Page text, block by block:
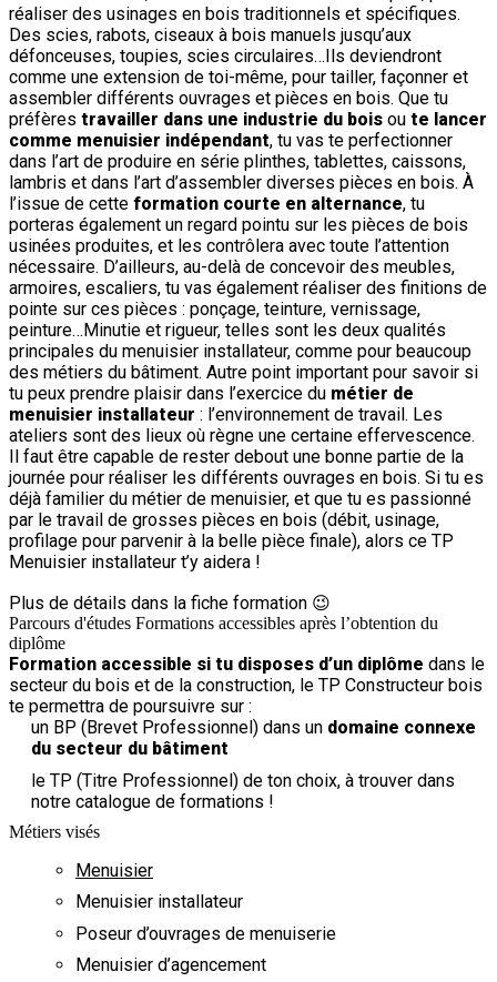
réaliser des usinages en bois traditionnels et spécifiques.
Des scies, rabots, ciseaux à bois manuels jusqu’aux
défonceuses, toupies, scies circulaires…Ils deviendront
comme une extension de toi-même, pour tailler, façonner et
assembler différents ouvrages et pièces en bois. Que tu
préfères travailler dans une industrie du bois ou te lancer
comme menuisier indépendant, tu vas te perfectionner
dans l’art de produire en série plinthes, tablettes, caissons,
lambris et dans l’art d’assembler diverses pièces en bois. À
l’issue de cette formation courte en alternance, tu
porteras également un regard pointu sur les pièces de bois
usinées produites, et les contrôlera avec toute l’attention
nécessaire. D’ailleurs, au-delà de concevoir des meubles,
armoires, escaliers, tu vas également réaliser des finitions de
pointe sur ces pièces : ponçage, teinture, vernissage,
peinture…Minutie et rigueur, telles sont les deux qualités
principales du menuisier installateur, comme pour beaucoup
des métiers du bâtiment. Autre point important pour savoir si
tu peux prendre plaisir dans l’exercice du métier de
menuisier installateur : l’environnement de travail. Les
ateliers sont des lieux où règne une certaine effervescence.
Il faut être capable de rester debout une bonne partie de la
journée pour réaliser les différents ouvrages en bois. Si tu es
déjà familier du métier de menuisier, et que tu es passionné
par le travail de grosses pièces en bois (débit, usinage,
profilage pour parvenir à la belle pièce finale), alors ce TP
Menuisier installateur t’y aidera !
Plus de détails dans la fiche formation 😉
Parcours d'études Formations accessibles après l’obtention du
diplôme
Formation accessible si tu disposes d’un diplôme dans le
secteur du bois et de la construction, le TP Constructeur bois
te permettra de poursuivre sur :
un BP (Brevet Professionnel) dans un domaine connexe
du secteur du bâtiment
le TP (Titre Professionnel) de ton choix, à trouver dans
notre catalogue de formations !
Métiers visés
Menuisier
Menuisier installateur
Poseur d’ouvrages de menuiserie
Menuisier d’agencement